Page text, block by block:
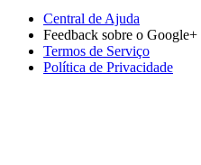
Central de Ajuda
Feedback sobre o Google+
Termos de Serviço
Política de Privacidade